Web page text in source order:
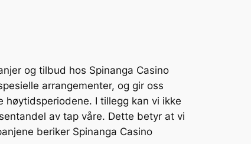
og tilbud hos Spinanga Casino
arrangementer, og gir oss
I tillegg kan vi ikke
av tap våre. Dette betyr at vi
beriker Spinanga Casino